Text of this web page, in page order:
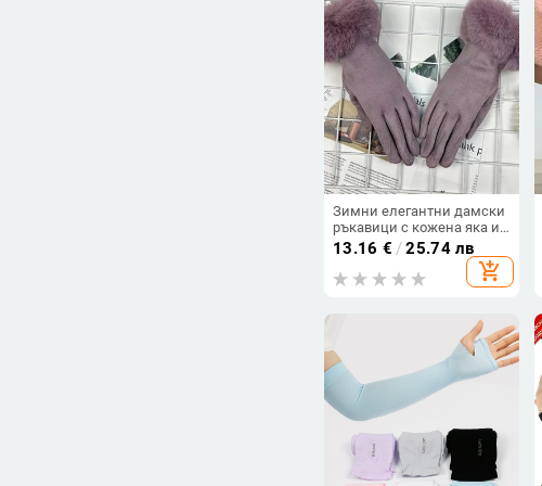
Зимни елегантни дамски
ръкавици с кожена яка и
кадифени дамски
ръкавици с пръсти
Едноцветни ръкавици със
13.16 € /25.74 лв
add_shopping_cart